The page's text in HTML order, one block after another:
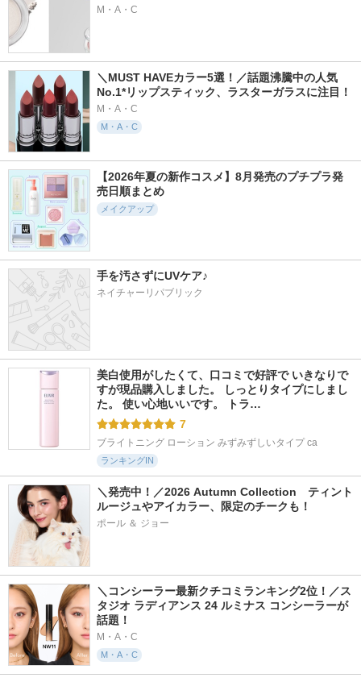
M・A・C
＼MUST HAVEカラー5選！／話題沸騰中の人気
No.1*リップスティック、ラスターガラスに注目！
M・A・C
M・A・C
【2026年夏の新作コスメ】8月発売のプチプラ発
売日順まとめ
メイクアップ
手を汚さずにUVケア♪
ネイチャーリパブリック
美白使用がしたくて、口コミで好評で いきなりで
すが現品購入しました。 しっとりタイプにしまし
た。 使い心地いいです。 トラ…
7
ブライトニング ローション みずみずしいタイプ ca
ランキングIN
＼発売中！／2026 Autumn Collection　ティント
ルージュやアイカラー、限定のチークも！
ポール ＆ ジョー
＼コンシーラー最新クチコミランキング2位！／ス
タジオ ラディアンス 24 ルミナス コンシーラーが
話題！
M・A・C
M・A・C